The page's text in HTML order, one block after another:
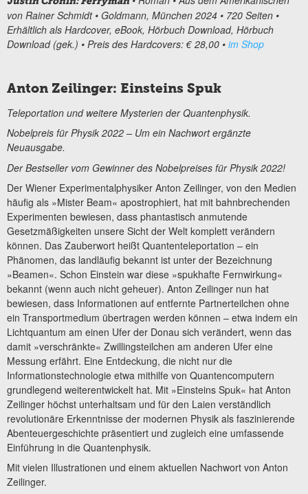
von Rainer Schmidt • Goldmann, München 2024 • 720 Seiten •
Erhältlich als Hardcover, eBook, Hörbuch Download, Hörbuch
Download (gek.) • Preis des Hardcovers: € 28,00 • im Shop
Anton Zeilinger: Einsteins Spuk
Teleportation und weitere Mysterien der Quantenphysik.
Nobelpreis für Physik 2022 – Um ein Nachwort ergänzte
Neuausgabe.
Der Bestseller vom Gewinner des Nobelpreises für Physik 2022!
Der Wiener Experimentalphysiker Anton Zeilinger, von den Medien
häufig als »Mister Beam« apostrophiert, hat mit bahnbrechenden
Experimenten bewiesen, dass phantastisch anmutende
Gesetzmäßigkeiten unsere Sicht der Welt komplett verändern
können. Das Zauberwort heißt Quantenteleportation – ein
Phänomen, das landläufig bekannt ist unter der Bezeichnung
»Beamen«. Schon Einstein war diese »spukhafte Fernwirkung«
bekannt (wenn auch nicht geheuer). Anton Zeilinger nun hat
bewiesen, dass Informationen auf entfernte Partnerteilchen ohne
ein Transportmedium übertragen werden können – etwa indem ein
Lichtquantum am einen Ufer der Donau sich verändert, wenn das
damit »verschränkte« Zwillingsteilchen am anderen Ufer eine
Messung erfährt. Eine Entdeckung, die nicht nur die
Informationstechnologie etwa mithilfe von Quantencomputern
grundlegend weiterentwickelt hat. Mit »Einsteins Spuk« hat Anton
Zeilinger höchst unterhaltsam und für den Laien verständlich
revolutionäre Erkenntnisse der modernen Physik als faszinierende
Abenteuergeschichte präsentiert und zugleich eine umfassende
Einführung in die Quantenphysik.
Mit vielen Illustrationen und einem aktuellen Nachwort von Anton
Zeilinger.